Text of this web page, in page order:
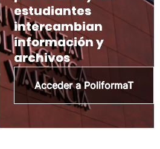
estudiantes
intercambian
información y
archivos
Acceder a PoliformaT